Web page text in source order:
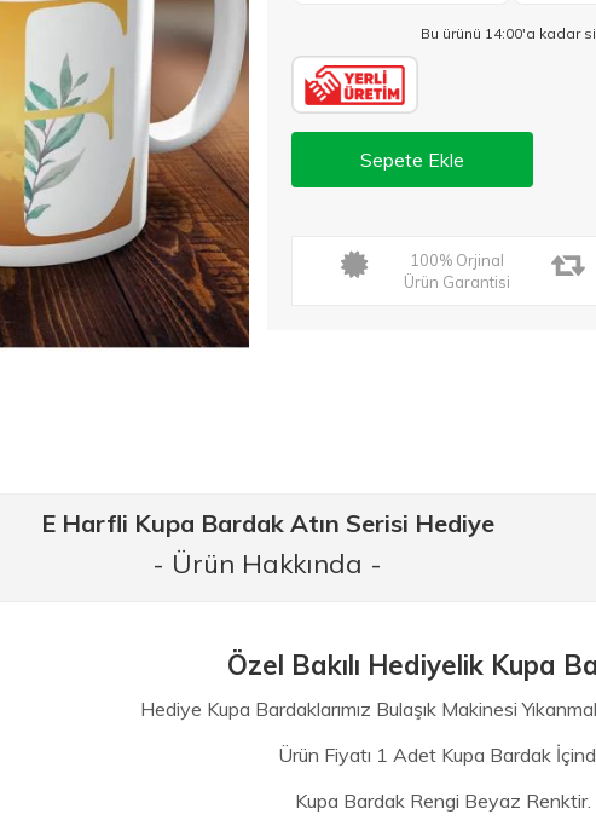
Bu ürünü 14:00'a kadar
Sepete Ekle
100% Orjinal
Ürün Garantisi
E Harfli Kupa Bardak Atın Serisi Hediye
- Ürün Hakkında -
Özel Bakılı Hediyelik Kupa
Hediye Kupa Bardaklarımız Bulaşık Makinesi
Ürün Fiyatı 1 Adet Kupa Bardak
Kupa Bardak Rengi Beyaz Renktir.